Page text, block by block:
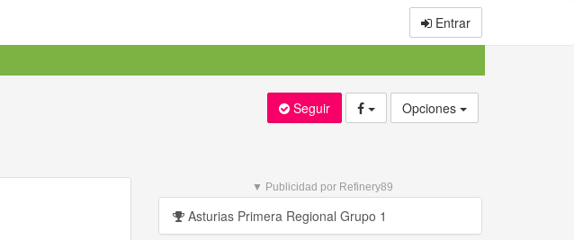
Entrar
Seguir Opciones
▼ Publicidad por Refinery89
Asturias Primera Regional Grupo 1